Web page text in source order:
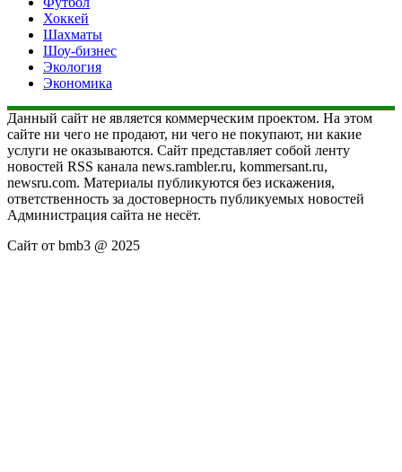
Хоккей
Шахматы
Шоу-бизнес
Экология
Экономика
Данный сайт не является коммерческим проектом. На этом
сайте ни чего не продают, ни чего не покупают, ни какие
услуги не оказываются. Сайт представляет собой ленту
новостей RSS канала news.rambler.ru, kommersant.ru,
newsru.com. Материалы публикуются без искажения,
ответственность за достоверность публикуемых новостей
Администрация сайта не несёт.
Сайт от bmb3 @ 2025